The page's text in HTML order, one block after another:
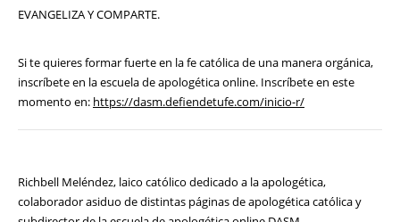
EVANGELIZA Y COMPARTE.
Si te quieres formar fuerte en la fe católica de una manera orgánica,
inscríbete en la escuela de apologética online. Inscríbete en este
momento en: https://dasm.defiendetufe.com/inicio-r/
Richbell Meléndez, laico católico dedicado a la apologética,
colaborador asiduo de distintas páginas de apologética católica y